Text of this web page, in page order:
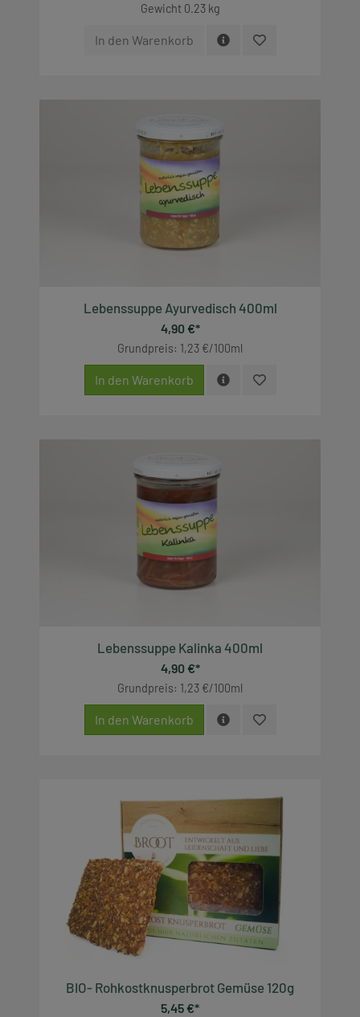
Gewicht 0.23 kg
In den Warenkorb
Lebenssuppe Ayurvedisch 400ml
4,90 €*
Grundpreis: 1,23 €/100ml
In den Warenkorb
Lebenssuppe Kalinka 400ml
4,90 €*
Grundpreis: 1,23 €/100ml
In den Warenkorb
BIO- Rohkostknusperbrot Gemüse 120g
5,45 €*